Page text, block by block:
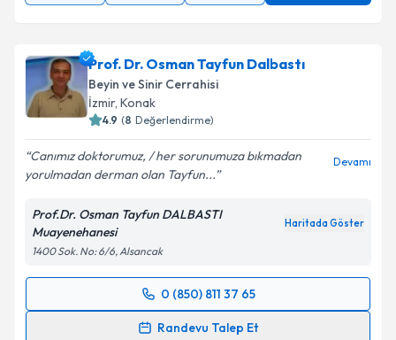
Prof. Dr. Osman Tayfun Dalbastı
Beyin ve Sinir Cerrahisi
İzmir, Konak
4.9 (8 Değerlendirme)
Canımız doktorumuz, / her sorunumuza bıkmadan
yorulmadan derman olan Tayfun...
Devamı
Prof.Dr. Osman Tayfun DALBASTI
Muayenehanesi
Haritada Göster
1400 Sok. No: 6/6, Alsancak
0 (850) 811 37 65
Randevu Talep Et
Randevu Takvimi Talebi